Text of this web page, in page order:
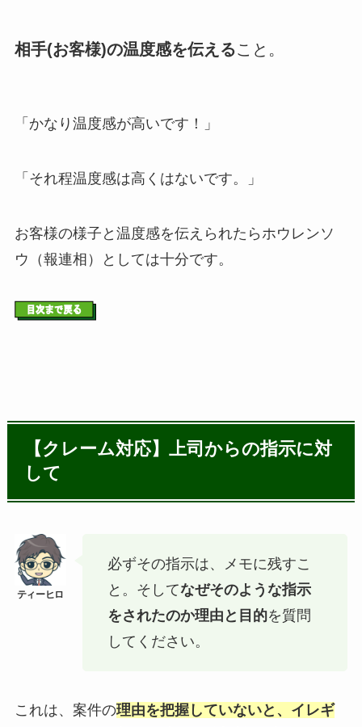
相手(お客様)の温度感を伝えること。
「かなり温度感が高いです！」
「それ程温度感は高くはないです。」
お客様の様子と温度感を伝えられたらホウレンソ
ウ（報連相）としては十分です。
【クレーム対応】上司からの指示に対
して
必ずその指示は、メモに残すこ
と。そしてなぜそのような指示
をされたのか理由と目的を質問
してください。
これは、案件の理由を把握していないと、イレギ